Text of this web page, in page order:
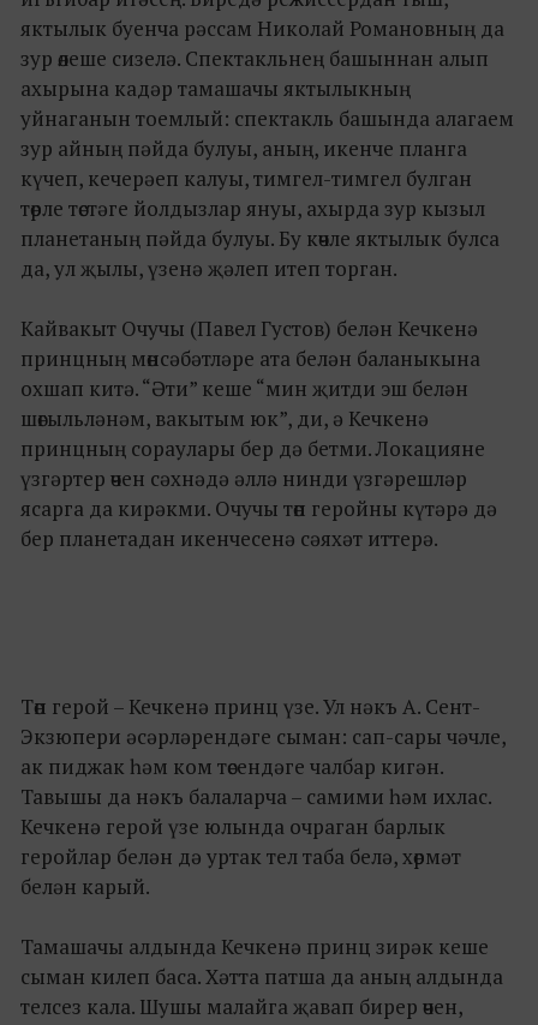
яктылык буенча рәссам Николай Романовның да
зур өлеше сизелә. Спектакльнең башыннан алып
ахырына кадәр тамашачы яктылыкның
уйнаганын тоемлый: спектакль башында алагаем
зур айның пәйда булуы, аның, икенче планга
күчеп, кечерәеп калуы, тимгел-тимгел булган
төрле төстәге йолдызлар януы, ахырда зур кызыл
планетаның пәйда булуы. Бу көчле яктылык булса
да, ул җылы, үзенә җәлеп итеп торган.
Кайвакыт Очучы (Павел Густов) белән Кечкенә
принцның мөнсәбәтләре ата белән баланыкына
охшап китә. “Әти” кеше “мин җитди эш белән
шөгыльләнәм, вакытым юк”, ди, ә Кечкенә
принцның сораулары бер дә бетми. Локацияне
үзгәртер өчен сәхнәдә әллә нинди үзгәрешләр
ясарга да кирәкми. Очучы төп геройны күтәрә дә
бер планетадан икенчесенә сәяхәт иттерә.
Төп герой – Кечкенә принц үзе. Ул нәкъ А. Сент-
Экзюпери әсәрләрендәге сыман: сап-сары чәчле,
ак пиджак һәм ком төсендәге чалбар кигән.
Тавышы да нәкъ балаларча – самими һәм ихлас.
Кечкенә герой үзе юлында очраган барлык
геройлар белән дә уртак тел таба белә, хөрмәт
белән карый.
Тамашачы алдында Кечкенә принц зирәк кеше
сыман килеп баса. Хәтта патша да аның алдында
телсез кала. Шушы малайга җавап бирер өчен,